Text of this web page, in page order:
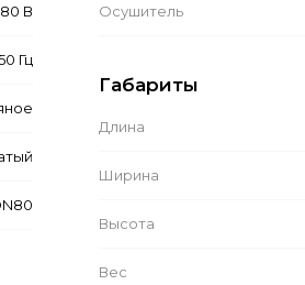
В
Гц
Осушитель
Габариты
Длина
Ширина
Высота
Вес